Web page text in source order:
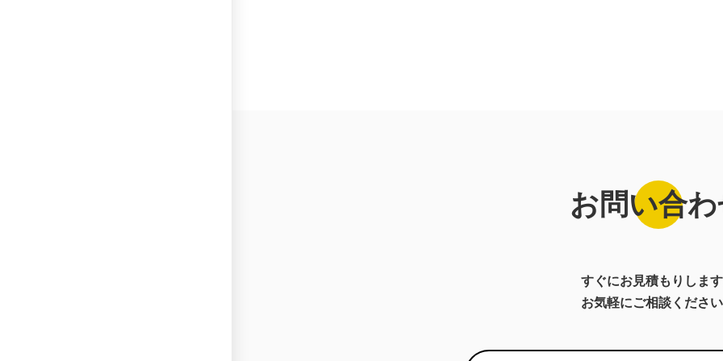
お問い合
すぐにお見積もりします
お気軽にご相談ください